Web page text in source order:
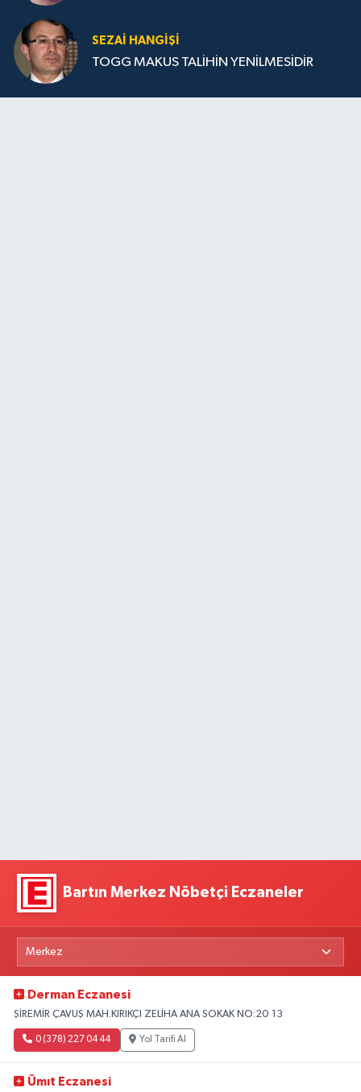
SEZAI HANGİŞİ
TOGG MAKUS TALİHİN YENİLMESİDİR
Bartın Merkez Nöbetçi Eczaneler
Derman Eczanesi
ŞİREMİR ÇAVUŞ MAH.KIRIKÇI ZELİHA ANA SOKAK NO:20 13
0 (378) 227 04 44 Yol Tarifi Al
Ümıt Eczanesi